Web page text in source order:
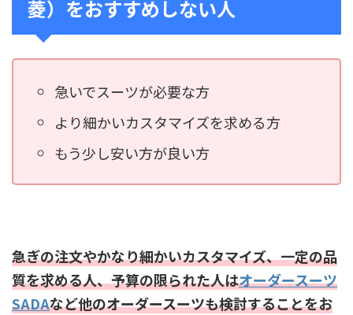
菱）をおすすめしない人
急いでスーツが必要な方
より細かいカスタマイズを求める方
もう少し安い方が良い方
急ぎの注文やかなり細かいカスタマイズ、一定の品
質を求める人、予算の限られた人はオーダースーツ
SADAなど他のオーダースーツも検討することをお